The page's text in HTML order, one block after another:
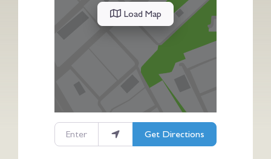
Load Map
Enter your location
Get Directions